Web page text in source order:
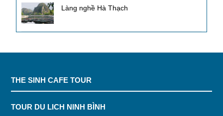
Làng nghề Hà Thạch
THE SINH CAFE TOUR
TOUR DU LICH NINH BÌNH